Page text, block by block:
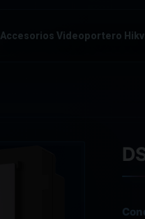
Accesorios Videoportero